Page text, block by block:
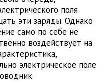
поля
эти заряды. Однако
само по себе не
воздействует на
электрическое поле